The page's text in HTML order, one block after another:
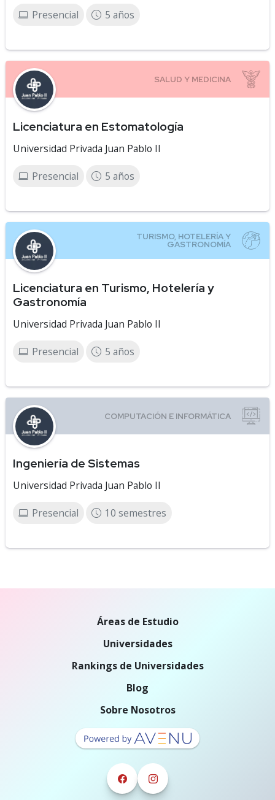
Presencial 5 años
Licenciatura en Estomatología
Universidad Privada Juan Pablo II
Presencial 5 años
Licenciatura en Turismo, Hotelería y
Gastronomía
Universidad Privada Juan Pablo II
Presencial 5 años
Ingeniería de Sistemas
Universidad Privada Juan Pablo II
Presencial 10 semestres
Áreas de Estudio
Universidades
Rankings de Universidades
Blog
Sobre Nosotros